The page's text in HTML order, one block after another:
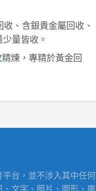
、含銀貴金屬回收、
量皆收。
精煉，專精於黃金回
台，並不涉入其中任何
文字、照片、圖形、廣